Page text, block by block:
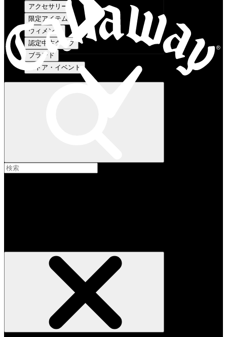
アクセサリー
限定アイテム
ウィメンズ
認定中古クラブ
ブランド
ストア・イベント